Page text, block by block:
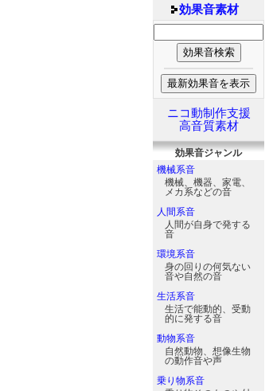
効果音素材
ニコ動制作支援
高音質素材
効果音ジャンル
機械系音
機械、機器、家電、
メカ系などの音
人間系音
人間が自身で発する
音
環境系音
身の回りの何気ない
音や自然の音
生活系音
生活で能動的、受動
的に発する音
動物系音
自然動物、想像生物
の動作音や声
乗り物系音